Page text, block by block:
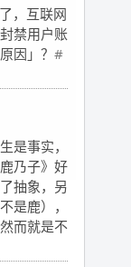
，互联网
禁用户账
因」？ #
是事实，
乃子》好
抽象，另
是鹿），
而就是不